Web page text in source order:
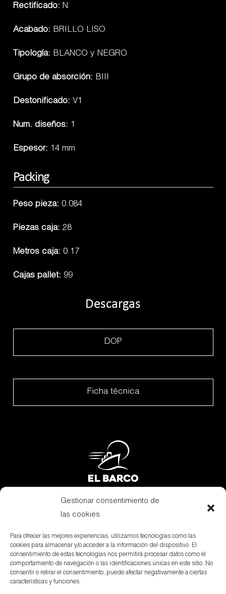
Gestionar consentimiento de
las cookies
Para ofrecer las mejores experiencias, utilizamos tecnologías como las
cookies para almacenar y/o acceder a la información del dispositivo. El
consentimiento de estas tecnologías nos permitirá procesar datos como el
comportamiento de navegación o las identificaciones únicas en este sitio. No
consentir o retirar el consentimiento, puede afectar negativamente a ciertas
características y funciones.
Rectificado: N
Acabado: BRILLO LISO
Tipología: BLANCO y NEGRO
Grupo de absorción: BIII
Destonificado: V1
Num. diseños: 1
Espesor: 14 mm
Packing
Peso pieza: 0.084
Piezas caja: 28
Metros caja: 0.17
Cajas pallet: 99
Descargas
DOP
Ficha técnica
Subvenciones
Aviso Legal
Política de privacidad